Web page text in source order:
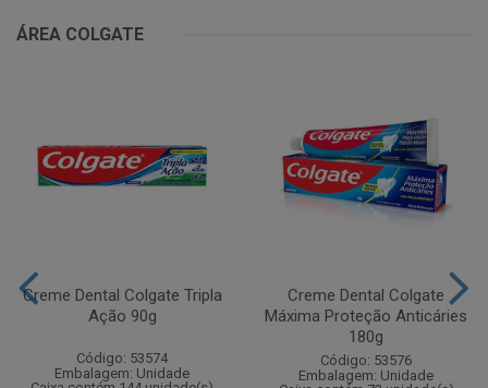
ÁREA COLGATE
Creme Dental Colgate Tripla
Ação 90g
Código: 53574
Embalagem: Unidade
Creme Dental Colgate
Máxima Proteção Anticáries
180g
Código: 53576
Embalagem: Unidade